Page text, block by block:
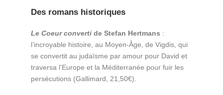
Des romans historiques
Le Coeur converti de Stefan Hertmans :
l’incroyable histoire, au Moyen-Âge, de Vigdis, qui
se convertit au judaïsme par amour pour David et
traversa l’Europe et la Méditerranée pour fuir les
persécutions (Gallimard, 21,50€).